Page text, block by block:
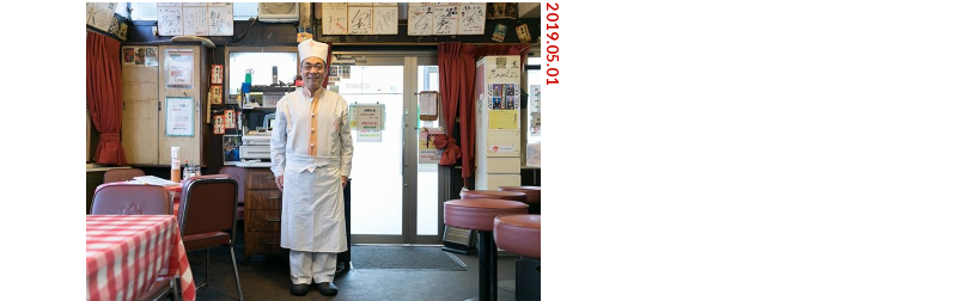
2019.05.01